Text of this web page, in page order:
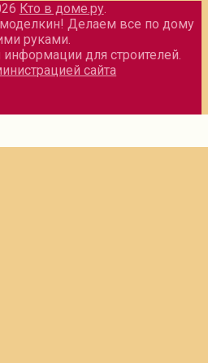
Кто в доме.ру.
Делаем все по дому
руками.
для строителей.
сайта